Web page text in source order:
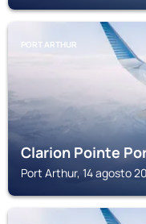
PORT ARTHUR
Clarion Pointe
Port Arthur, 14 agosto